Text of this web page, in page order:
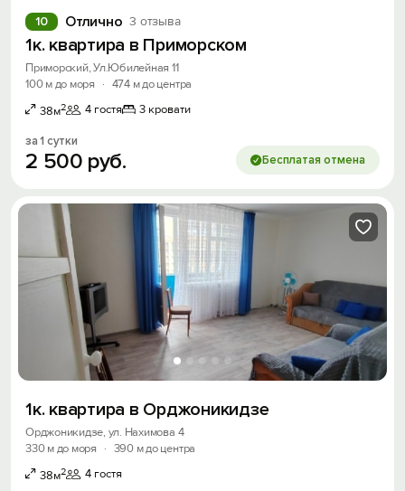
Отлично 3 отзыва
10
1к. квартира в Приморском
Приморский, Ул.Юбилейная 11
100 м до моря
· 474 м до центра
38м2 4 гостя 3 кровати
за 1 сутки
2 500 руб. Бесплатая отмена
1к. квартира в Орджоникидзе
Орджоникидзе, ул. Нахимова 4
330 м до моря
· 390 м до центра
38м2 4 гостя